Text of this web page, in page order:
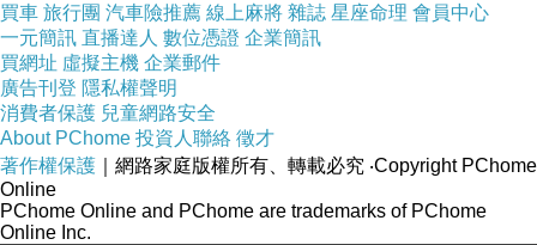
買車 旅行團 汽車險推薦 線上麻將 雜誌 星座命理 會員中心
一元簡訊 直播達人 數位憑證 企業簡訊
買網址 虛擬主機 企業郵件
廣告刊登 隱私權聲明
消費者保護 兒童網路安全
About PChome 投資人聯絡 徵才
著作權保護 ｜網路家庭版權所有、轉載必究 ‧Copyright PChome
Online
PChome Online and PChome are trademarks of PChome
Online Inc.